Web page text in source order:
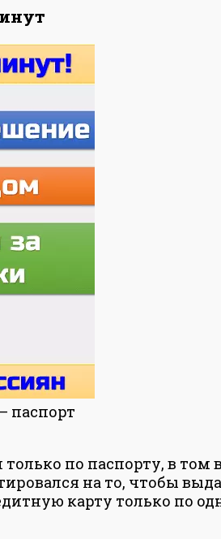
паспорт
по паспорту, в том
на то, чтобы
карту только по